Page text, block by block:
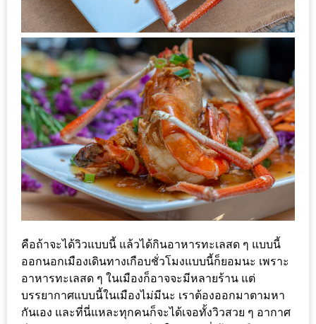
300
บาท
เกี่ยว
กับ
เว็บ
น้า
อ้วน
ชวน
หิว
เจ้าของ
ร้าน
แนะนำ
ร้าน
เพื่อน
คือถ้าจะได้วิวแบบนี้ แล้วได้กินอาหารทะเลสด ๆ แบบนี้
ออกนอกเมืองเดินทางเกือบชั่วโมงแบบนี้ก็ยอมนะ เพราะ
อาหารทะเลสด ๆ ในเมืองก็อาจจะมีหลายร้าน แต่
บรรยากาศแบบนี้ในเมืองไม่มีนะ เราต้องออกมาตามหา
กันเอง และที่นี่แหละทุกคนก็จะได้เจอทั้งวิวสวย ๆ อากาศ